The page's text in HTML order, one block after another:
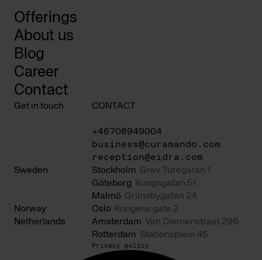
Offerings
About us
Blog
Career
Contact
Get in touch CONTACT
+46708949004
business@curamando.com
reception@eidra.com
Sweden
Stockholm Grev Turegatan 1
Göteborg
Kungsgatan 51
Malmö Grimsbygatan 24
Norway
Oslo
Kongens gate 2
Netherlands
Amsterdam Van Diemenstraat 296
Rotterdam Stationsplein 45
Privacy policy